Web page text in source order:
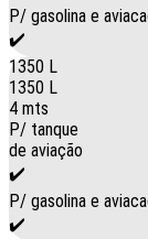
P/ gasolina e
✔️
1350 L
1350 L
4 mts
P/ tanque
de aviação
✔️
P/ gasolina e
✔️